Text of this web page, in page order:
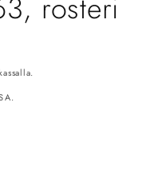
rosteri